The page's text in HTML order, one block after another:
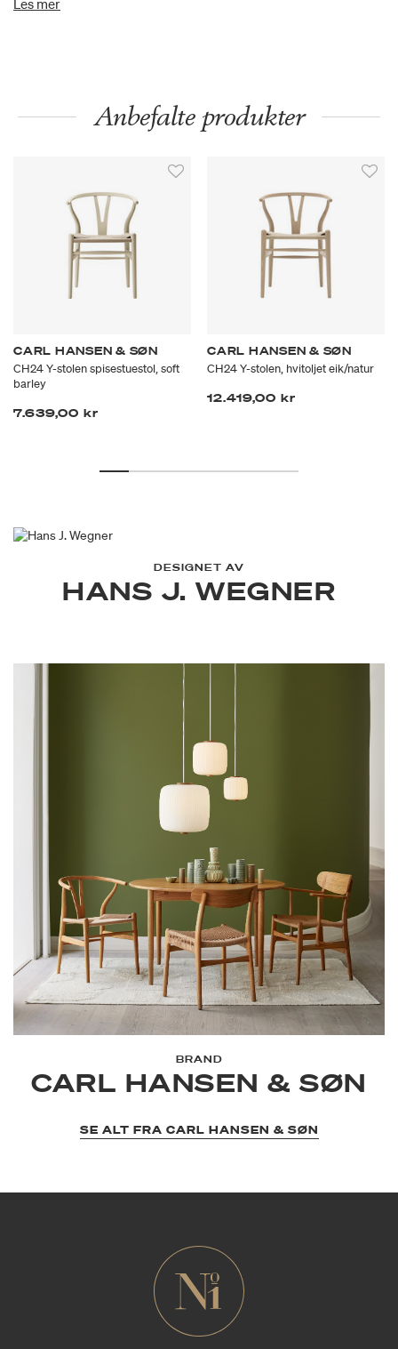
Les mer
Anbefalte produkter
CARL HANSEN & SØN
CH24 Y-stolen spisestuestol, soft
barley
7.639,00 kr
CARL HANSEN & SØN
CH24 Y-stolen, hvitoljet eik/natur
12.419,00 kr
DESIGNET AV
HANS J. WEGNER
BRAND
CARL HANSEN & SØN
SE ALT FRA CARL HANSEN & SØN